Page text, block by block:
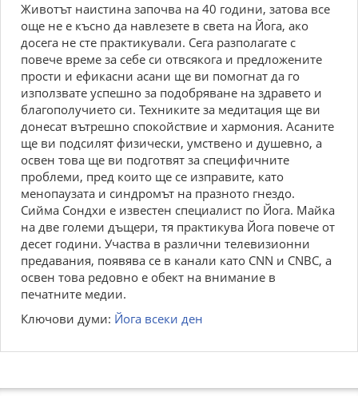
Животът наистина започва на 40 години, затова все
още не е късно да навлезете в света на Йога, ако
досега не сте практикували. Сега разполагате с
повече време за себе си отвсякога и предложените
прости и ефикасни асани ще ви помогнат да го
използвате успешно за подобряване на здравето и
благополучието си. Техниките за медитация ще ви
донесат вътрешно спокойствие и хармония. Асаните
ще ви подсилят физически, умствено и душевно, а
освен това ще ви подготвят за специфичните
проблеми, пред които ще се изправите, като
менопаузата и синдромът на празното гнездо.
Сийма Сондхи е известен специалист по Йога. Майка
на две големи дъщери, тя практикува Йога повече от
десет години. Участва в различни телевизионни
предавания, появява се в канали като CNN и CNBC, а
освен това редовно е обект на внимание в
печатните медии.
Ключови думи: Йога всеки ден